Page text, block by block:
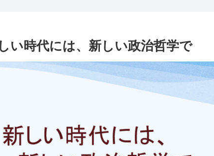
い時代には、新しい政治哲学で